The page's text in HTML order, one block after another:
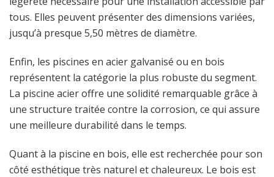
tous. Elles peuvent présenter des dimensions variées,
jusqu’à presque 5,50 mètres de diamètre.
Enfin, les piscines en acier galvanisé ou en bois
représentent la catégorie la plus robuste du segment.
La piscine acier offre une solidité remarquable grâce à
une structure traitée contre la corrosion, ce qui assure
une meilleure durabilité dans le temps.
Quant à la piscine en bois, elle est recherchée pour son
côté esthétique très naturel et chaleureux. Le bois est